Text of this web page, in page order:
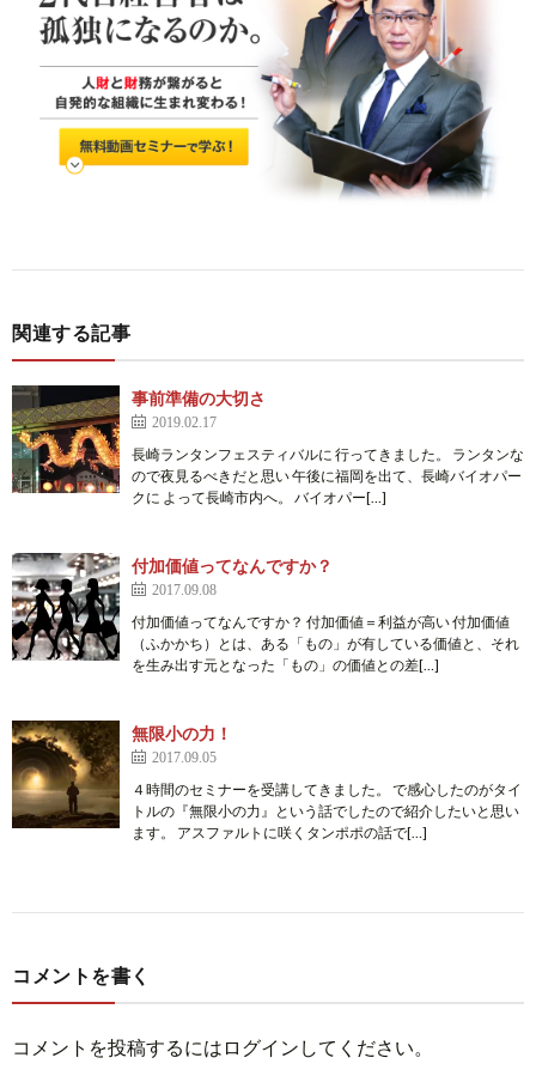
関連する記事
事前準備の大切さ
2019.02.17
長崎ランタンフェスティバルに 行ってきました。 ランタンな
ので夜見るべきだと思い 午後に福岡を出て、長崎バイオパー
クに よって長崎市内へ。 バイオパー[…]
付加価値ってなんですか？
2017.09.08
付加価値ってなんですか？ 付加価値＝利益が高い 付加価値
（ふかかち）とは、ある「もの」が有している価値と、それ
を生み出す元となった「もの」の価値との差[…]
無限小の力！
2017.09.05
４時間のセミナーを受講してきました。 で感心したのがタイ
トルの『無限小の力』という話でしたので紹介したいと思い
ます。 アスファルトに咲くタンポポの話で[…]
コメントを書く
コメントを投稿するには ログイン してください。